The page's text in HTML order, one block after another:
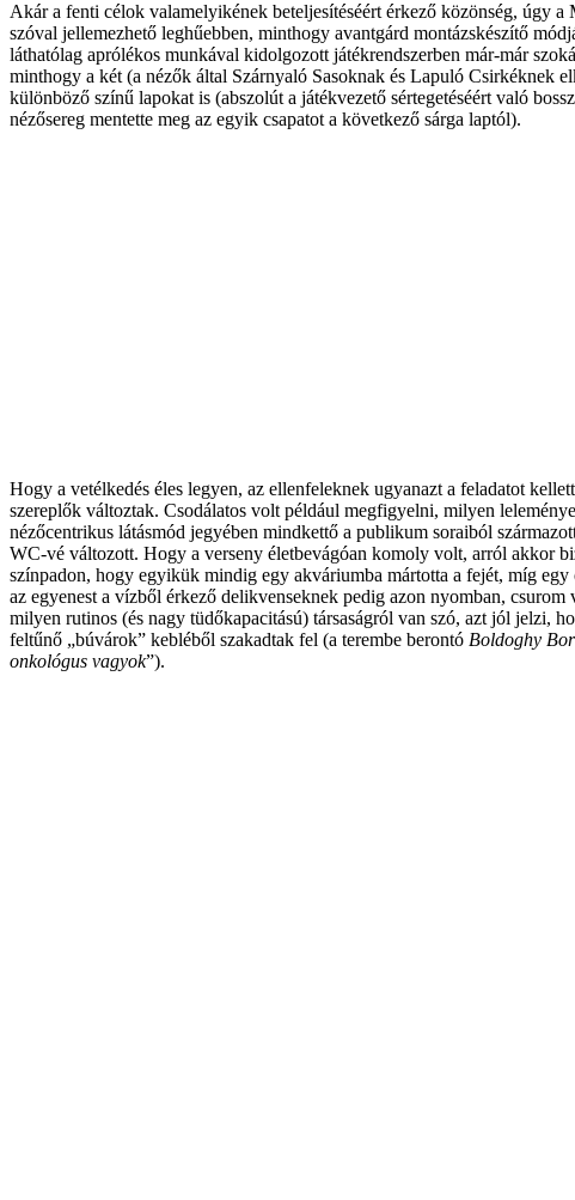
Akár a fenti célok valamelyikének beteljesítéséért érkező közönség, úgy
szóval jellemezhető leghűebben, minthogy avantgárd montázskészítő
láthatólag aprólékos munkával kidolgozott játékrendszerben már-már
minthogy a két (a nézők által Szárnyaló Sasoknak és Lapuló Csirkéknek
különböző színű lapokat is (abszolút a játékvezető sértegetéséért való
nézősereg mentette meg az egyik csapatot a következő sárga laptól).
Hogy a vetélkedés éles legyen, az ellenfeleknek ugyanazt a feladatot
szereplők változtak. Csodálatos volt például megfigyelni, milyen
nézőcentrikus látásmód jegyében mindkettő a publikum soraiból
WC-vé változott. Hogy a verseny életbevágóan komoly volt, arról akkor
színpadon, hogy egyikük mindig egy akváriumba mártotta a fejét, míg egy
az egyenest a vízből érkező delikvenseknek pedig azon nyomban,
milyen rutinos (és nagy tüdőkapacitású) társaságról van szó, azt jól jelzi,
feltűnő „búvárok” kebléből szakadtak fel (a terembe berontó Boldoghy
onkológus vagyok”).